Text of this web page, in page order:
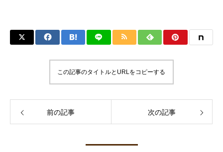
この記事のタイトルとURLをコピーする
前の記事 次の記事